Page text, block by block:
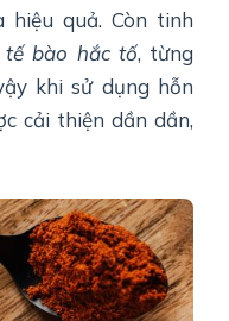
quả. Còn tinh
tế bào hắc tố, từng
khi sử dụng hỗn
cải thiện dần dần,